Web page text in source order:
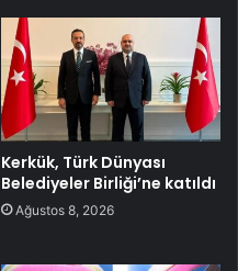
Kerkük, Türk Dünyası
Belediyeler Birliği’ne katıldı
Ağustos 8, 2026